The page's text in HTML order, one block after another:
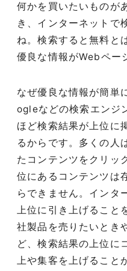
何かを買いたいものが
き、インターネットで
ね。検索すると無料と
優良な情報がWebペー
なぜ優良な情報が簡単
ogleなどの検索エンジ
ほど検索結果が上位に
るからです。多くの人
たコンテンツをクリッ
位にあるコンテンツは
らできません。インタ
上位に引き上げること
社製品を売りたいとき
ど、検索結果の上位に
上や集客を上げること